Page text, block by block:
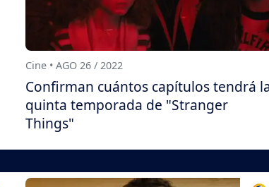
Cine • AGO 26 / 2022
Confirman cuántos capítulos tendrá
quinta temporada de "Stranger
Things"